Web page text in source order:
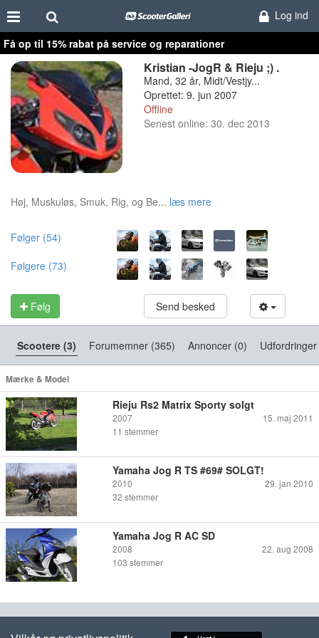
Log ind
Få op til 15% rabat på service og reparationer
Kristian -JogR & Rieju ;) .
Mand, 32 år, Midt/Vestjy...
Oprettet: 9. jun 2007
Offline
Senest online: 30. dec 2013
Høj, Muskuløs, Smuk, Rig, og Be... læs mere
Følger (54)
Følgere (73)
Følg Send besked
Scootere (3) Forumemner (365) Annoncer (0)
Mærke & Model
Rieju Rs2 Matrix Sporty solgt
2007
15. maj 2011
11 stemmer
Yamaha Jog R TS #69# SOLGT!
2010
29. jan 2010
32 stemmer
Yamaha Jog R AC SD
2008
22. aug 2008
103 stemmer